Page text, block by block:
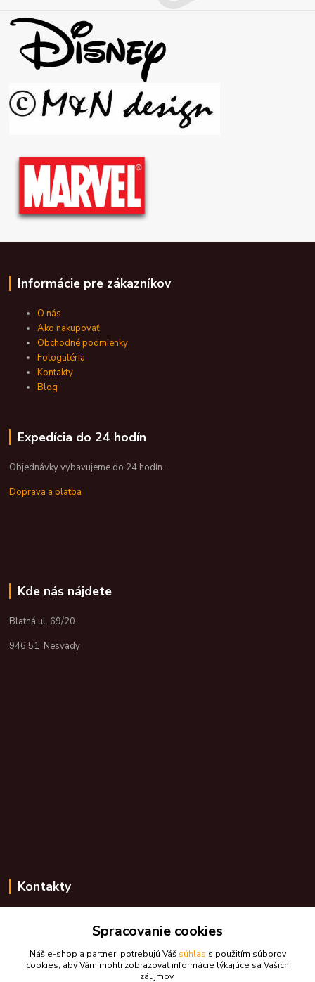
Informácie pre zákazníkov
O nás
Ako nakupovať
Obchodné podmienky
Fotogaléria
Kontakty
Blog
Expedícia do 24 hodín
Objednávky vybavujeme do 24 hodín.
Doprava a platba
Kde nás nájdete
Blatná ul. 69/20
946 51 Nesvady
Kontakty
+421 948 776 224
skdarceky@skdarceky.sk
Spracovanie cookies
Náš e-shop a partneri potrebujú Váš súhlas s použitím súborov
cookies, aby Vám mohli zobrazovať informácie týkajúce sa Vašich
záujmov.